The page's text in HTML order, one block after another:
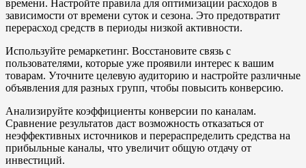
времени. Настройте правила для оптимизации расходов в
зависимости от времени суток и сезона. Это предотвратит
перерасход средств в периоды низкой активности.
Используйте ремаркетинг. Восстановите связь с
пользователями, которые уже проявили интерес к вашим
товарам. Уточните целевую аудиторию и настройте различные
объявления для разных групп, чтобы повысить конверсию.
Анализируйте коэффициенты конверсии по каналам.
Сравнение результатов даст возможность отказаться от
неэффективных источников и перераспределить средства на
прибыльные каналы, что увеличит общую отдачу от
инвестиций.